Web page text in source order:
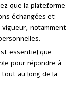
que la plateforme
échangées et
vigueur, notamment
essentiel que
pour répondre à
au long de la